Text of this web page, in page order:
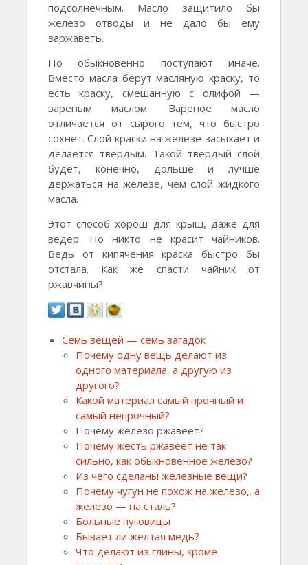
подсолнечным. Масло защитило бы
железо отводы и не дало бы ему
заржаветь.
Но обыкновенно поступают иначе.
Вместо масла берут масляную краску, то
есть краску, смешанную с олифой —
вареным маслом. Вареное масло
отличается от сырого тем, что быстро
сохнет. Слой краски на железе засыхает и
делается твердым. Такой твердый слой
будет, конечно, дольше и лучше
держаться на железе, чем слой жидкого
масла.
Этот способ хорош для крыш, даже для
ведер. Но никто не красит чайников.
Ведь от кипячения краска быстро бы
отстала. Как же спасти чайник от
ржавчины?
Семь вещей — семь загадок
Почему одну вещь делают из
одного материала, а другую из
другого?
Какой материал самый прочный и
самый непрочный?
Почему железо ржавеет?
Почему жесть ржавеет не так
сильно, как обыкновенное железо?
Из чего сделаны железные вещи?
Почему чугун не похож на железо,. а
железо — на сталь?
Больные пуговицы
Бывает ли желтая медь?
Что делают из глины, кроме